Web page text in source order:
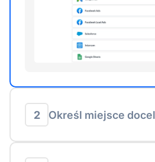
2 Określ miejsce